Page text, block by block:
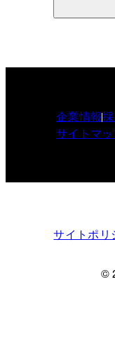
企業情報
サイトマ
サイトポリ
©